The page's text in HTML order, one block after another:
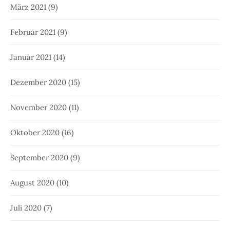
März 2021 (9)
Februar 2021 (9)
Januar 2021 (14)
Dezember 2020 (15)
November 2020 (11)
Oktober 2020 (16)
September 2020 (9)
August 2020 (10)
Juli 2020 (7)